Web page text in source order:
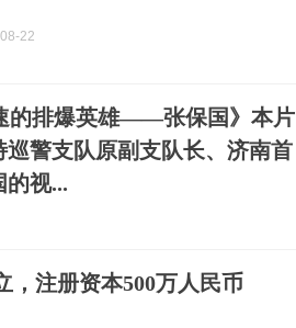
22
的排爆英雄——张保国》本片
巡警支队原副支队长、济南首
的视...
，注册资本500万人民币